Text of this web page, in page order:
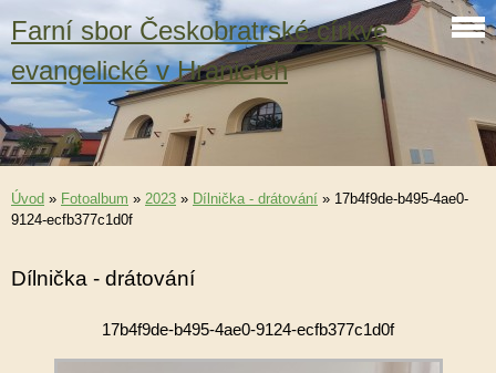
Farní sbor Českobratrské církve
evangelické v Hranicích
Úvod » Fotoalbum » 2023 » Dílnička - drátování » 17b4f9de-b495-4ae0-
9124-ecfb377c1d0f
Dílnička - drátování
17b4f9de-b495-4ae0-9124-ecfb377c1d0f